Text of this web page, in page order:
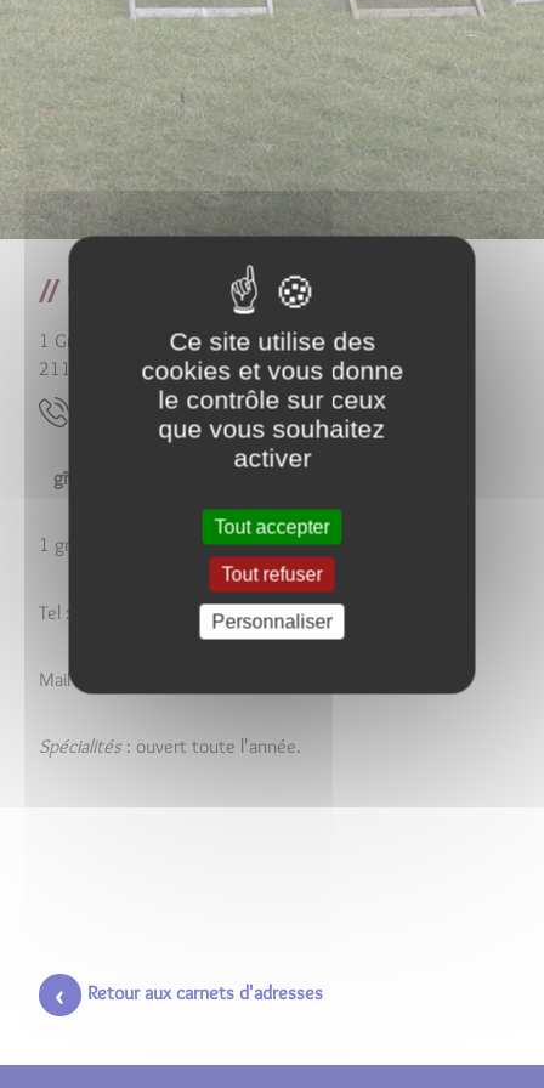
Gîte La Petite Maison
1 Grande Rue
21150
Pouillenay
21.36.39.68.60
gîte " LA PETITE MAISON"
1 grande rue
Tel : 06.86.93.63.12
Mail : gîtelapetitemaison@gmail.com
Spécialités : ouvert toute l'année.
Retour aux carnets d'adresses
Ce site utilise des
cookies et vous donne
le contrôle sur ceux
que vous souhaitez
activer
Tout accepter
Tout refuser
Personnaliser